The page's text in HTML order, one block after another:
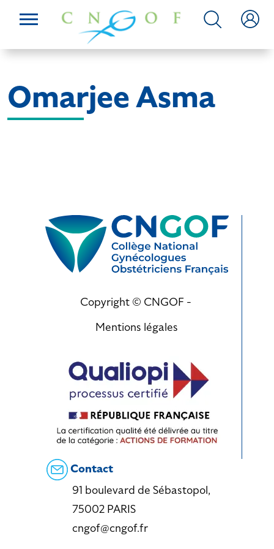
Omarjee Asma
Copyright © CNGOF -
Mentions légales
Contact
91 boulevard de Sébastopol,
75002 PARIS
cngof@cngof.fr